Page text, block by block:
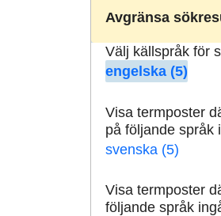
Avgränsa
Välj källspråk för
engelska (5)
Visa termposter
på följande språk
svenska (5)
Visa termposter
följande språk